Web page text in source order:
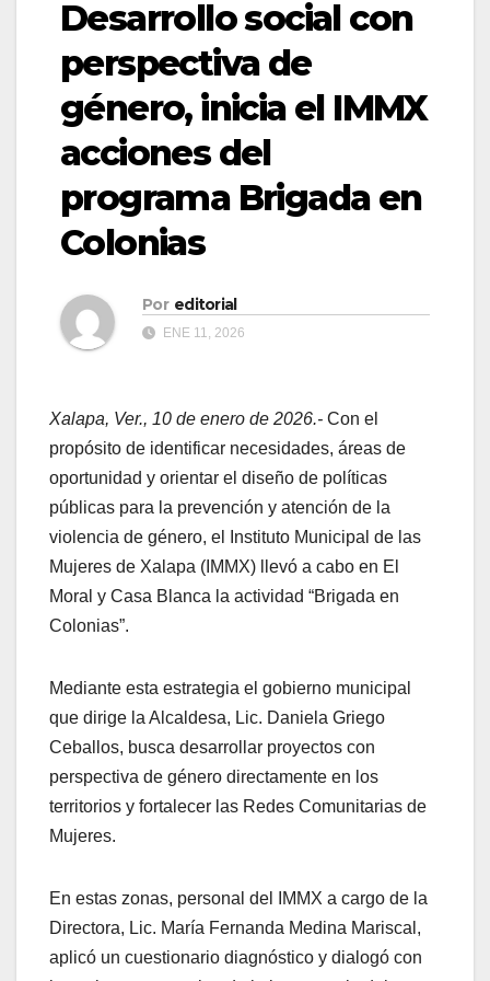
Desarrollo social con
perspectiva de
género, inicia el IMMX
acciones del
programa Brigada en
Colonias
Por editorial
ENE 11, 2026
Xalapa, Ver., 10 de enero de 2026.- Con el
propósito de identificar necesidades, áreas de
oportunidad y orientar el diseño de políticas
públicas para la prevención y atención de la
violencia de género, el Instituto Municipal de las
Mujeres de Xalapa (IMMX) llevó a cabo en El
Moral y Casa Blanca la actividad “Brigada en
Colonias”.
Mediante esta estrategia el gobierno municipal
que dirige la Alcaldesa, Lic. Daniela Griego
Ceballos, busca desarrollar proyectos con
perspectiva de género directamente en los
territorios y fortalecer las Redes Comunitarias de
Mujeres.
En estas zonas, personal del IMMX a cargo de la
Directora, Lic. María Fernanda Medina Mariscal,
aplicó un cuestionario diagnóstico y dialogó con